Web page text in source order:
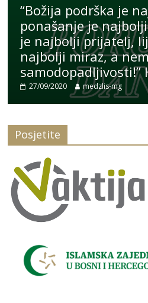
“Božija podrška je
ponašanje je
je najbolji prijatelj,
najbolji miraz, a
samodopadljivosti!”
27/09/2020 medzlis-mg
Posjetite